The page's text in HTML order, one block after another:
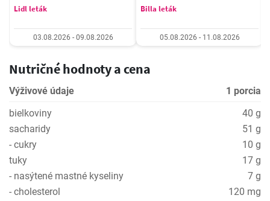
Lidl leták
03.08.2026 - 09.08.2026
Billa leták
05.08.2026 - 11.08.2026
Nutričné hodnoty a cena
Výživové údaje
1 porcia
bielkoviny
40 g
sacharidy
51 g
- cukry
10 g
tuky
17 g
- nasýtené mastné kyseliny
7 g
- cholesterol
120 mg